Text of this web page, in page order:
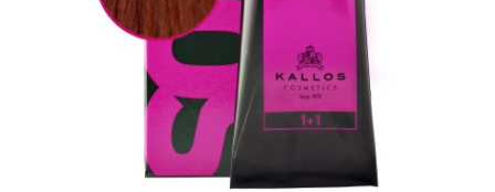
Balsam de par
Deodorante si antiperspirante
Lotiuni si creme de corp